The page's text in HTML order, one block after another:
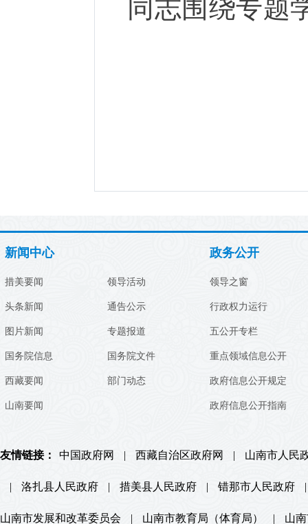
同志围绕专题
新闻中心
措美要闻
头条新闻
图片新闻
国务院信息
西藏要闻
山南要闻
领导活动
通告公示
专题报道
国务院文件
部门动态
政务公开
领导之窗
行政权力运行
五公开专栏
重点领域信息公开
政府信息公开规定
政府信息公开指南
友情链接： 中国政府网 | 西藏自治区政府网 | 山南市人民
| 洛扎县人民政府 | 措美县人民政府 | 错那市人民政府 |
山南市发展和改革委员会 | 山南市教育局（体育局） | 山